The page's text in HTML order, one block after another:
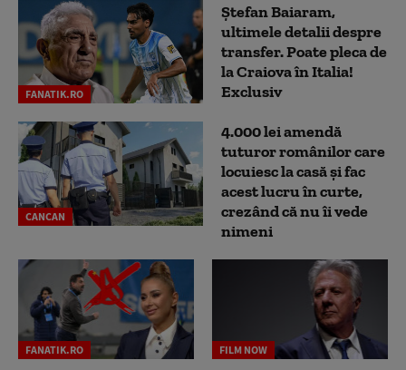
FANATIK.RO
Ștefan Baiaram,
ultimele detalii despre
transfer. Poate pleca de
la Craiova în Italia!
Exclusiv
CANCAN
4.000 lei amendă
tuturor românilor care
locuiesc la casă și fac
acest lucru în curte,
crezând că nu îi vede
nimeni
FANATIK.RO FILM NOW